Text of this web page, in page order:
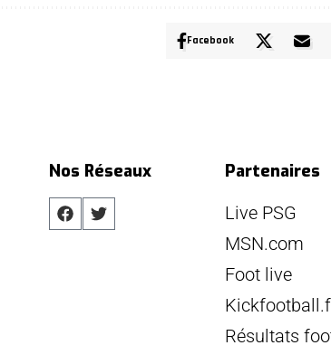
Facebook
Nos Réseaux
Partenaires
Live PSG
MSN.com
Foot live
Résultats